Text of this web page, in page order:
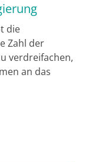
die
Zahl der
verdreifachen,
an das